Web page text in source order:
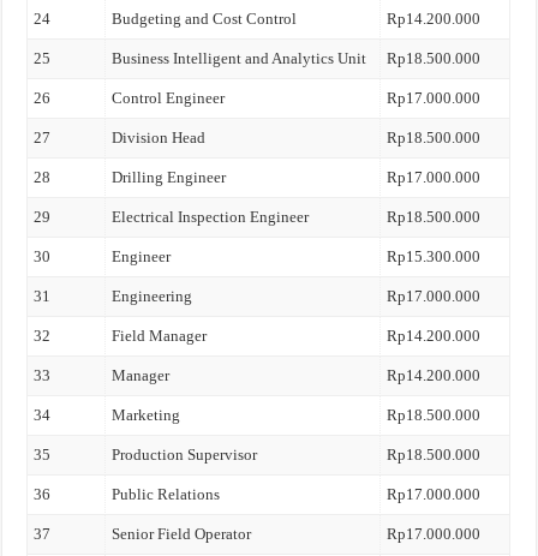
24 Budgeting and Cost Control Rp14.200.000
25 Business Intelligent and Analytics Unit Rp18.500.000
26 Control Engineer Rp17.000.000
27 Division Head Rp18.500.000
28 Drilling Engineer Rp17.000.000
29 Electrical Inspection Engineer Rp18.500.000
30 Engineer Rp15.300.000
31 Engineering Rp17.000.000
32 Field Manager Rp14.200.000
33 Manager Rp14.200.000
34 Marketing Rp18.500.000
35 Production Supervisor Rp18.500.000
36 Public Relations Rp17.000.000
37 Senior Field Operator Rp17.000.000